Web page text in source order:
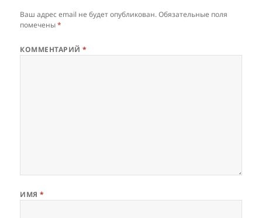
Ваш адрес email не будет опубликован. Обязательные поля
помечены*
КОММЕНТАРИЙ*
ИМЯ*